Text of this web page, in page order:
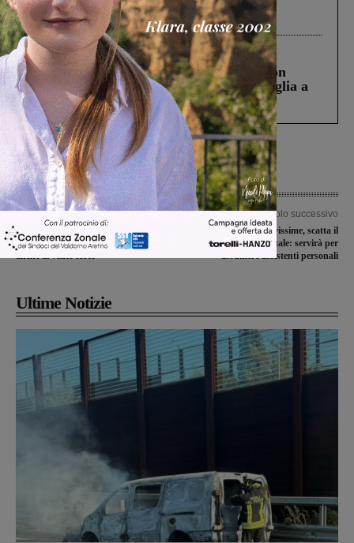
Gianni, Giulia e Franco. Lo schianto, il
processo, lo stop ai sorpassi fra tir....
Cronaca 3 Agosto 2026
Scomparso da una struttura di Castiglion
Fiorentino l’uomo che aveva ucciso la figlia a
Levane nel 2020
Articolo precedente
Maltempo, nel pomeriggio codice
arancione per temporali. Attenzione
anche al vento forte
Articolo successivo
Disabilità gravissime, scatta il
contributo sperimentale: servirà per
assumere assistenti personali
Ultime Notizie